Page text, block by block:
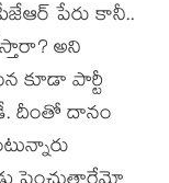
పేరు కానీ..
అని
కూడా పార్టీ
దీంతో దానం